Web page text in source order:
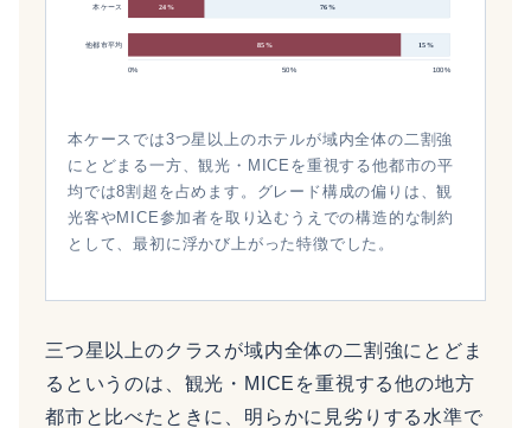
本ケース 24% 76%
他都市平均 85% 15%
0% 50% 100%
本ケースでは3つ星以上のホテルが域内全体の二割強
にとどまる一方、観光・MICEを重視する他都市の平
均では8割超を占めます。グレード構成の偏りは、観
光客やMICE参加者を取り込むうえでの構造的な制約
として、最初に浮かび上がった特徴でした。
三つ星以上のクラスが域内全体の二割強にとどま
るというのは、観光・MICEを重視する他の地方
都市と比べたときに、明らかに見劣りする水準で